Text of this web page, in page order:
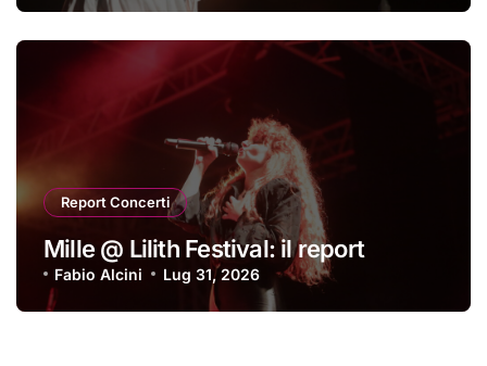
Report Concerti
Mille @ Lilith Festival: il report
Fabio Alcini Lug 31, 2026